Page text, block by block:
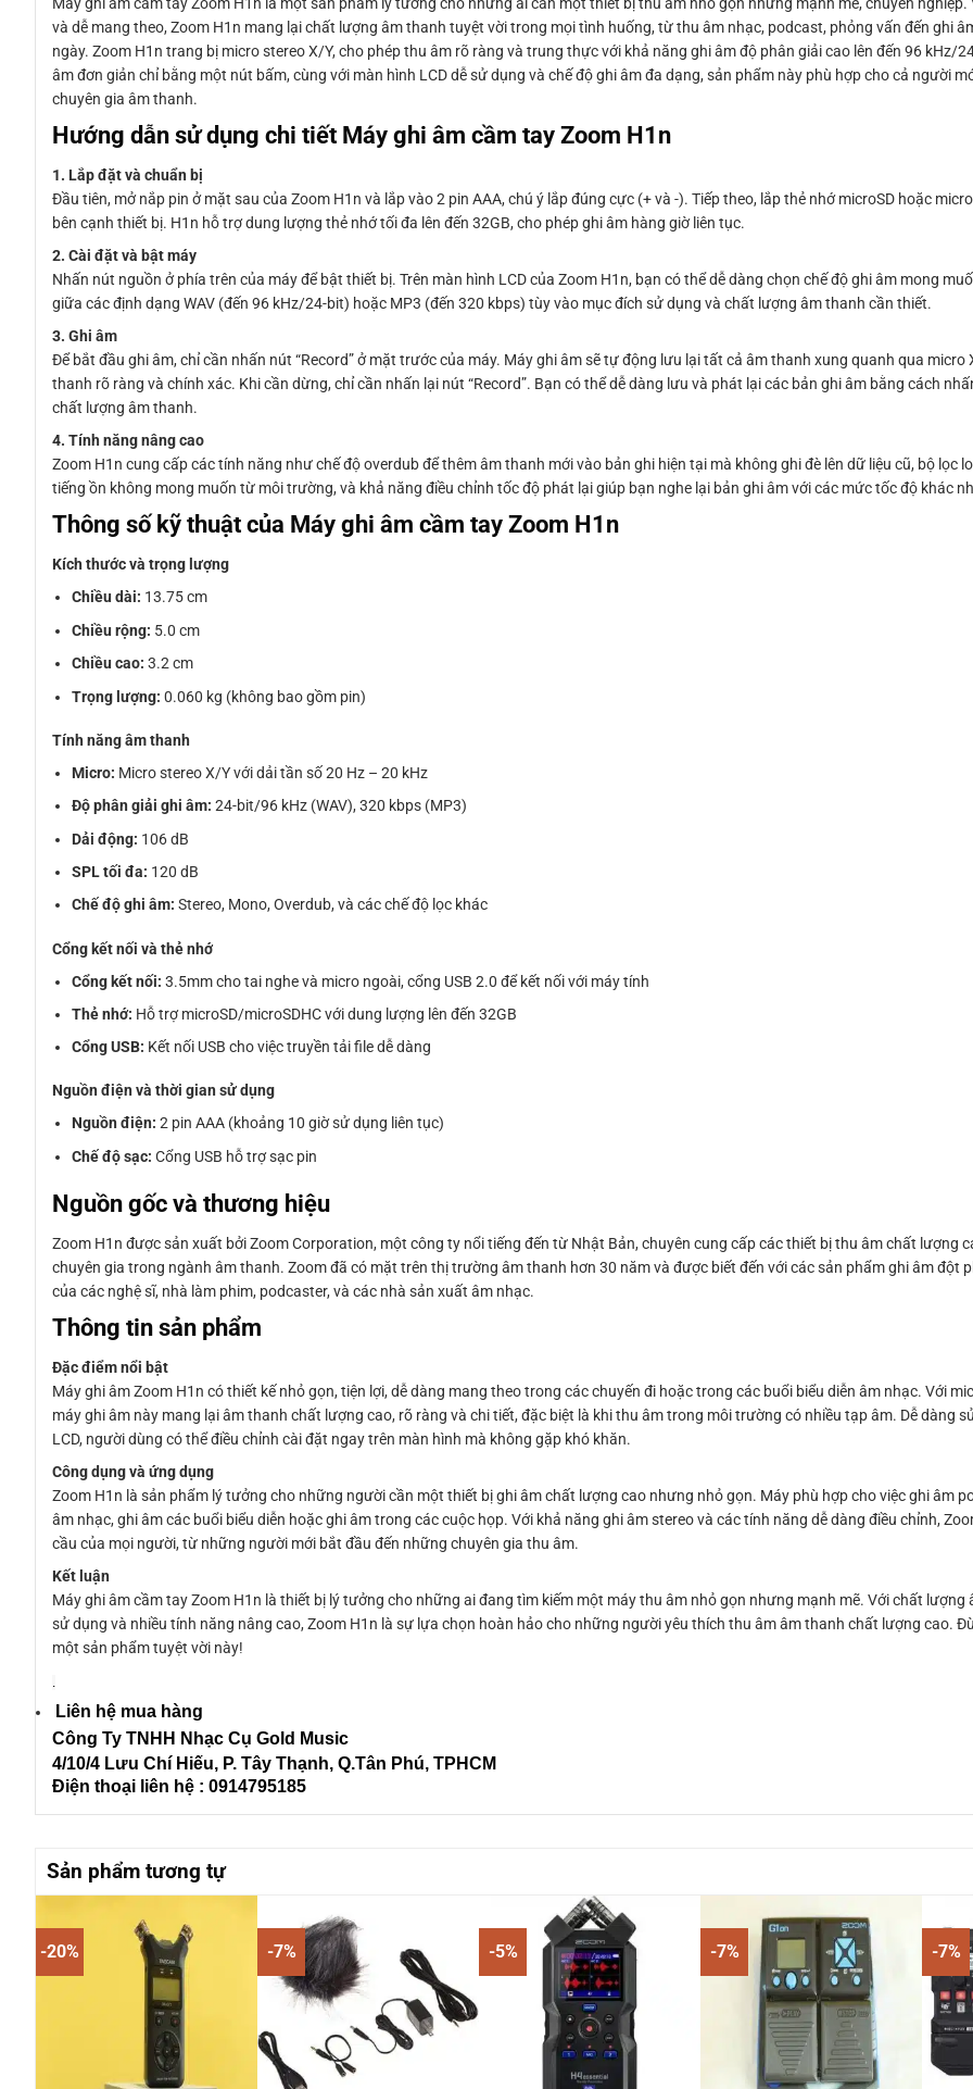
và dễ mang theo, Zoom H1n mang lại chất lượng âm thanh tuyệt vời trong mọi tình huống, từ thu âm nhạc, podcast, phỏng vấn đến ghi
ngày. Zoom H1n trang bị micro stereo X/Y, cho phép thu âm rõ ràng và trung thực với khả năng ghi âm độ phân giải cao lên đến 96 kHz/
âm đơn giản chỉ bằng một nút bấm, cùng với màn hình LCD dễ sử dụng và chế độ ghi âm đa dạng, sản phẩm này phù hợp cho cả người
chuyên gia âm thanh.
Hướng dẫn sử dụng chi tiết Máy ghi âm cầm tay Zoom H1n
1. Lắp đặt và chuẩn bị
Đầu tiên, mở nắp pin ở mặt sau của Zoom H1n và lắp vào 2 pin AAA, chú ý lắp đúng cực (+ và -). Tiếp theo, lắp thẻ nhớ microSD hoặc
bên cạnh thiết bị. H1n hỗ trợ dung lượng thẻ nhớ tối đa lên đến 32GB, cho phép ghi âm hàng giờ liên tục.
2. Cài đặt và bật máy
Nhấn nút nguồn ở phía trên của máy để bật thiết bị. Trên màn hình LCD của Zoom H1n, bạn có thể dễ dàng chọn chế độ ghi âm mong
giữa các định dạng WAV (đến 96 kHz/24-bit) hoặc MP3 (đến 320 kbps) tùy vào mục đích sử dụng và chất lượng âm thanh cần thiết.
3. Ghi âm
Để bắt đầu ghi âm, chỉ cần nhấn nút “Record” ở mặt trước của máy. Máy ghi âm sẽ tự động lưu lại tất cả âm thanh xung quanh qua micro
thanh rõ ràng và chính xác. Khi cần dừng, chỉ cần nhấn lại nút “Record”. Bạn có thể dễ dàng lưu và phát lại các bản ghi âm bằng cách
chất lượng âm thanh.
4. Tính năng nâng cao
Zoom H1n cung cấp các tính năng như chế độ overdub để thêm âm thanh mới vào bản ghi hiện tại mà không ghi đè lên dữ liệu cũ, bộ lọc
tiếng ồn không mong muốn từ môi trường, và khả năng điều chỉnh tốc độ phát lại giúp bạn nghe lại bản ghi âm với các mức tốc độ khác
Thông số kỹ thuật của Máy ghi âm cầm tay Zoom H1n
Kích thước và trọng lượng
Chiều dài: 13.75 cm
Chiều rộng: 5.0 cm
Chiều cao: 3.2 cm
Trọng lượng: 0.060 kg (không bao gồm pin)
Tính năng âm thanh
Micro: Micro stereo X/Y với dải tần số 20 Hz – 20 kHz
Độ phân giải ghi âm: 24-bit/96 kHz (WAV), 320 kbps (MP3)
Dải động: 106 dB
SPL tối đa: 120 dB
Chế độ ghi âm: Stereo, Mono, Overdub, và các chế độ lọc khác
Cổng kết nối và thẻ nhớ
Cổng kết nối: 3.5mm cho tai nghe và micro ngoài, cổng USB 2.0 để kết nối với máy tính
Thẻ nhớ: Hỗ trợ microSD/microSDHC với dung lượng lên đến 32GB
Cổng USB: Kết nối USB cho việc truyền tải file dễ dàng
Nguồn điện và thời gian sử dụng
Nguồn điện: 2 pin AAA (khoảng 10 giờ sử dụng liên tục)
Chế độ sạc: Cổng USB hỗ trợ sạc pin
Nguồn gốc và thương hiệu
Zoom H1n được sản xuất bởi Zoom Corporation, một công ty nổi tiếng đến từ Nhật Bản, chuyên cung cấp các thiết bị thu âm chất lượng
chuyên gia trong ngành âm thanh. Zoom đã có mặt trên thị trường âm thanh hơn 30 năm và được biết đến với các sản phẩm ghi âm đột
của các nghệ sĩ, nhà làm phim, podcaster, và các nhà sản xuất âm nhạc.
Thông tin sản phẩm
Đặc điểm nổi bật
Máy ghi âm Zoom H1n có thiết kế nhỏ gọn, tiện lợi, dễ dàng mang theo trong các chuyến đi hoặc trong các buổi biểu diễn âm nhạc. Với
máy ghi âm này mang lại âm thanh chất lượng cao, rõ ràng và chi tiết, đặc biệt là khi thu âm trong môi trường có nhiều tạp âm. Dễ dàng
LCD, người dùng có thể điều chỉnh cài đặt ngay trên màn hình mà không gặp khó khăn.
Công dụng và ứng dụng
Zoom H1n là sản phẩm lý tưởng cho những người cần một thiết bị ghi âm chất lượng cao nhưng nhỏ gọn. Máy phù hợp cho việc ghi âm
âm nhạc, ghi âm các buổi biểu diễn hoặc ghi âm trong các cuộc họp. Với khả năng ghi âm stereo và các tính năng dễ dàng điều chỉnh,
cầu của mọi người, từ những người mới bắt đầu đến những chuyên gia thu âm.
Kết luận
Máy ghi âm cầm tay Zoom H1n là thiết bị lý tưởng cho những ai đang tìm kiếm một máy thu âm nhỏ gọn nhưng mạnh mẽ. Với chất lượng
sử dụng và nhiều tính năng nâng cao, Zoom H1n là sự lựa chọn hoàn hảo cho những người yêu thích thu âm âm thanh chất lượng cao.
một sản phẩm tuyệt vời này!
.
Liên hệ mua hàng
Công Ty TNHH Nhạc Cụ Gold Music
4/10/4 Lưu Chí Hiếu, P. Tây Thạnh, Q.Tân Phú, TPHCM
Điện thoại liên hệ : 0914795185
Sản phẩm tương tự
-20% -7% -5% -7% -7%